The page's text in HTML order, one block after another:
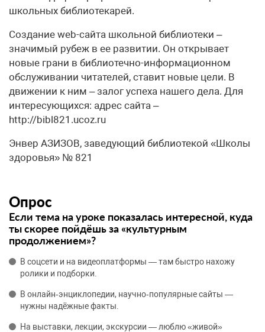
школьных библиотекарей.
Создание web-сайта школьной библиотеки –
значимый рубеж в ее развитии. Он открывает
новые грани в библиотечно-информационном
обслуживании читателей, ставит новые цели. В
движении к ним – залог успеха нашего дела. Для
интересующихся: адрес сайта –
http://bibl821.ucoz.ru
Энвер АЗИЗОВ, заведующий библиотекой «Школы
здоровья» № 821
Опрос
Если тема на уроке показалась интересной, куда
ты скорее пойдёшь за «культурным
продолжением»?
В соцсети и на видеоплатформы — там быстро нахожу
ролики и подборки.
В онлайн‑энциклопедии, научно‑популярные сайты —
нужны надёжные факты.
На выставки, лекции, экскурсии — люблю «живой»